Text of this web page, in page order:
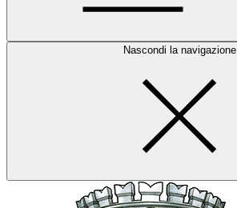
Nascondi la navigazione